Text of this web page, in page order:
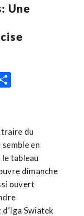
Une
du
en
tableau
dimanche
ouvert
Swiatek